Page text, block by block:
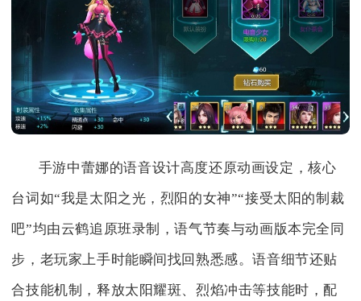
手游中蕾娜的语音设计高度还原动画设定，核心
台词如“我是太阳之光，烈阳的女神”“接受太阳的制裁
吧”均由云鹤追原班录制，语气节奏与动画版本完全同
步，老玩家上手时能瞬间找回熟悉感。语音细节还贴
合技能机制，释放太阳耀斑、烈焰冲击等技能时，配